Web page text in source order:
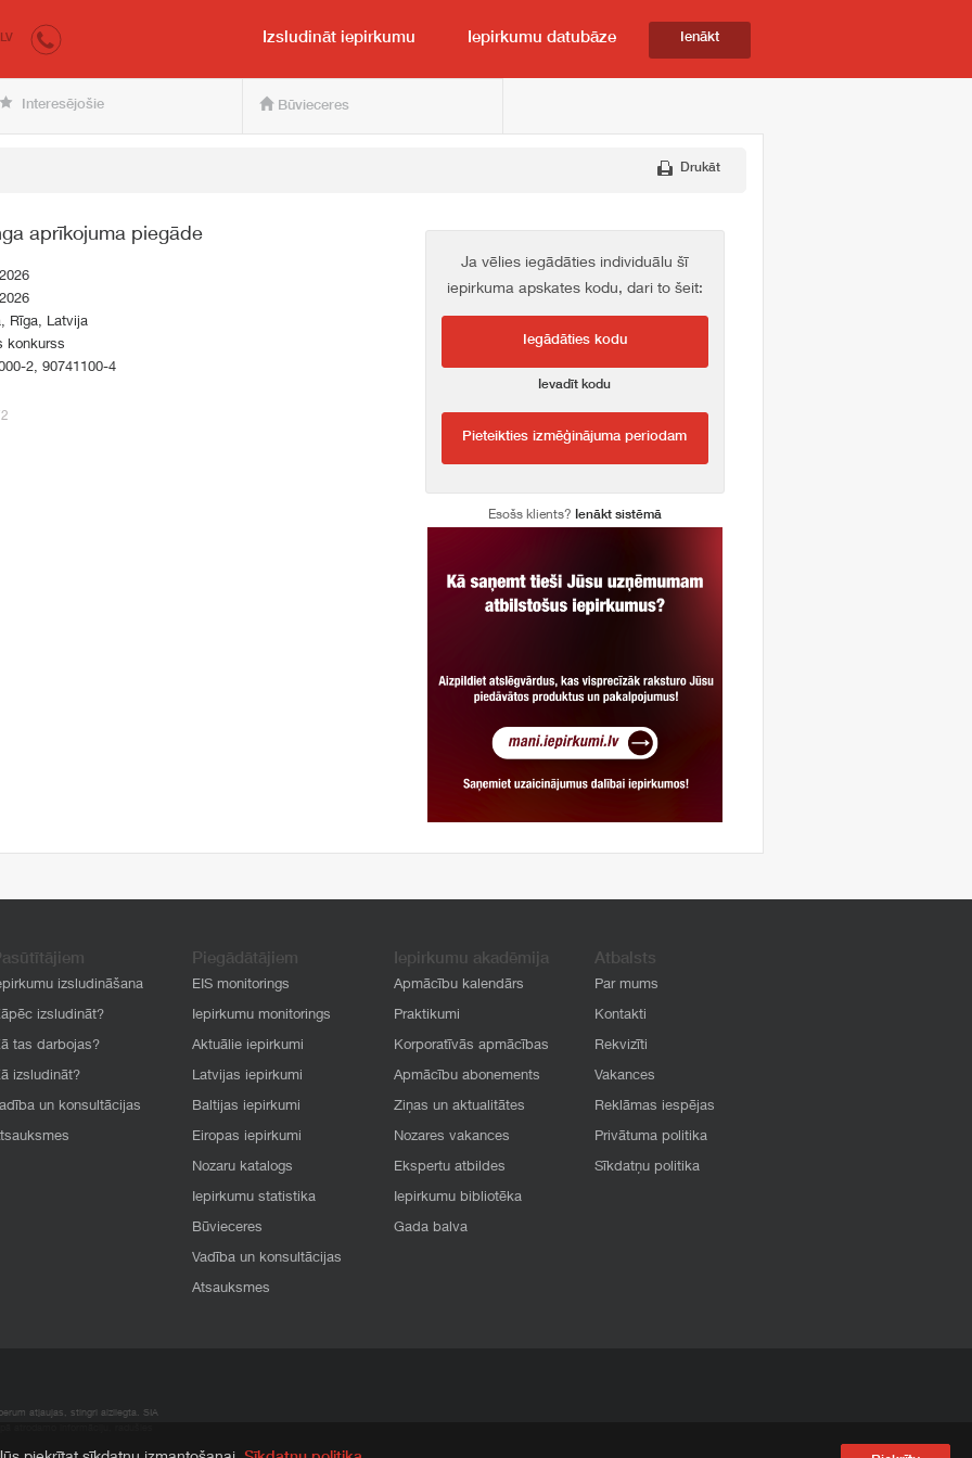
pircējam un pārdevējam
LV Izsludināt iepirkumu Iepirkumu datubāze Ienākt
Interesējošie Būvieceres
Drukāt
aprīkojuma piegāde
Rīga, Latvija
konkurss
2, 90741100-4
Ja vēlies iegādāties individuālu šī
iepirkuma apskates kodu, dari to šeit:
Iegādāties kodu
Ievadīt kodu
Pieteikties izmēģinājuma periodam
Esošs klients? Ienākt sistēmā
izsludināšana
izsludināt?
tas darbojas?
izsludināt?
un konsultācijas
Piegādātājiem
EIS monitorings
Iepirkumu monitorings
Aktuālie iepirkumi
Latvijas iepirkumi
Baltijas iepirkumi
Eiropas iepirkumi
Nozaru katalogs
Iepirkumu statistika
Būvieceres
Vadība un konsultācijas
Atsauksmes
Iepirkumu akadēmija
Apmācību kalendārs
Praktikumi
Korporatīvās apmācības
Apmācību abonements
Ziņas un aktualitātes
Nozares vakances
Ekspertu atbildes
Iepirkumu bibliotēka
Gada balva
Atbalsts
Par mums
Kontakti
Rekvizīti
Vakances
Reklāmas iespējas
Privātuma politika
Sīkdatņu politika
atļaujas, stingri aizliegta. SIA